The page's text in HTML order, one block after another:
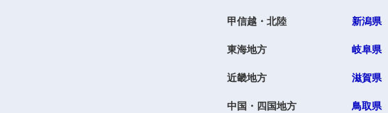
甲信越・北陸 新潟県
東海地方 岐阜県
近畿地方 滋賀県
中国・四国地方 鳥取県